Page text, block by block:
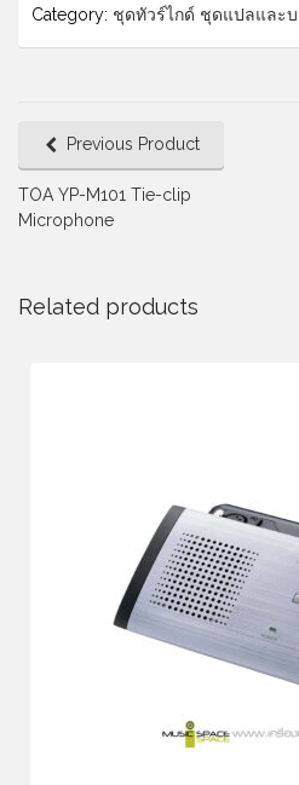
Category: ชุดทัวร์ไกด์ ชุดแปลและบ
Previous Product
TOA YP-M101 Tie-clip
Microphone
Related products